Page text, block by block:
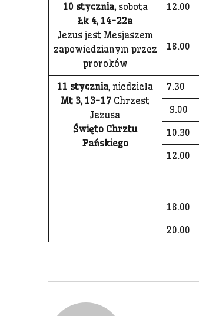
10 stycznia, sobota
Łk 4, 14-22a
Jezus jest Mesjaszem
zapowiedzianym przez
proroków
12.00
18.00
11 stycznia, niedziela
Mt 3, 13-17 Chrzest
Jezusa
Święto Chrztu
Pańskiego
7.30
9.00
10.30
12.00
18.00
20.00